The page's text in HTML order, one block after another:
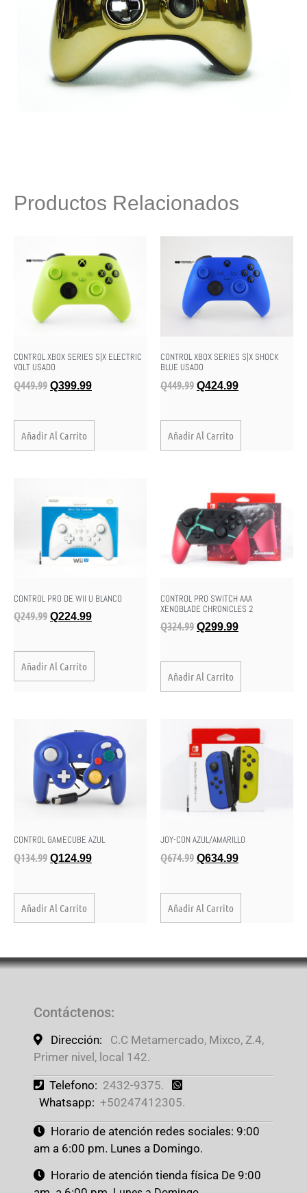
Productos Relacionados
CONTROL XBOX SERIES S|X ELECTRIC
VOLT USADO
Q449.99 Q399.99
Añadir Al Carrito
CONTROL XBOX SERIES S|X SHOCK
BLUE USADO
Q449.99 Q424.99
Añadir Al Carrito
CONTROL PRO DE WII U BLANCO
Q249.99 Q224.99
Añadir Al Carrito
CONTROL PRO SWITCH AAA
XENOBLADE CHRONICLES 2
Q324.99 Q299.99
Añadir Al Carrito
CONTROL GAMECUBE AZUL
Q134.99 Q124.99
Añadir Al Carrito
JOY-CON AZUL/AMARILLO
Q674.99 Q634.99
Añadir Al Carrito
Contáctenos:
Dirección:
C.C Metamercado, Mixco, Z.4,
Primer nivel, local 142.
Telefono: 2432-9375.
Whatsapp: +50247412305.
Horario de atención redes sociales: 9:00
am a 6:00 pm. Lunes a Domingo.
Horario de atención tienda física De 9:00